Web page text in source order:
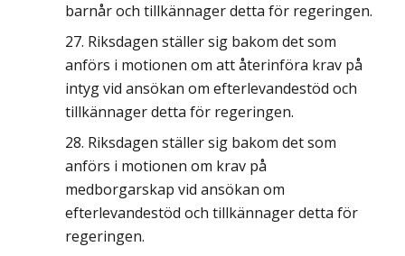
barnår och tillkännager detta för regeringen.
Riksdagen ställer sig bakom det som
anförs i motionen om att återinföra krav på
intyg vid ansökan om efterlevandestöd och
tillkännager detta för regeringen.
Riksdagen ställer sig bakom det som
anförs i motionen om krav på
medborgarskap vid ansökan om
efterlevandestöd och tillkännager detta för
regeringen.